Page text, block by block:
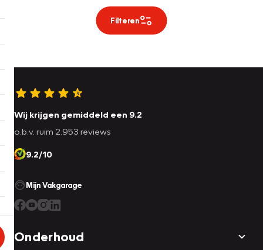
Filteren
Wij krijgen gemiddeld een 9.2
o.b.v. ruim 2.953 reviews
9.2/10
Mijn Vakgarage
Onderhoud